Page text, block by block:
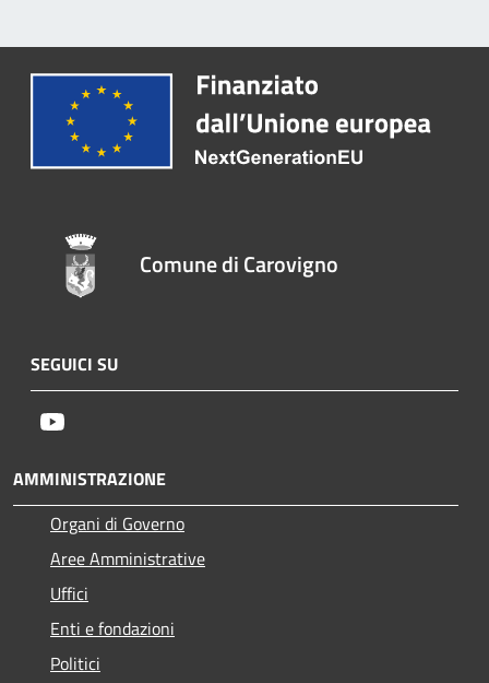
Comune di Carovigno
SEGUICI SU
AMMINISTRAZIONE
Organi di Governo
Aree Amministrative
Uffici
Enti e fondazioni
Politici